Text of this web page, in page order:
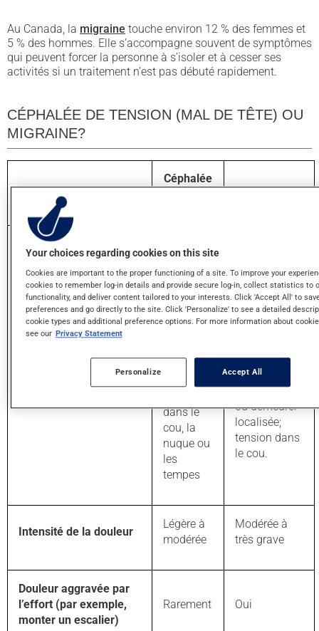
Au Canada, la migraine touche environ 12 % des femmes et
5 % des hommes. Elle s’accompagne souvent de symptômes
qui peuvent forcer la personne à s’isoler et à cesser ses
activités si un traitement n’est pas débuté rapidement.
CÉPHALÉE DE TENSION (MAL DE TÊTE) OU
MIGRAINE?
Céphalée
de
pression
ou de
serrement
autour de
dans le
cou, la
nuque ou
les
tempes
généralement
pulsatile, qui
débute
souvent d’un
la tête et peut
s’étendre à
toute la tête
ou demeurer
localisée;
tension dans
le cou.
Intensité de la douleur
Légère à
modérée
Modérée à
très grave
Douleur aggravée par
l’effort (par exemple,
monter un escalier)
Rarement Oui
Your choices regarding cookies on this site
Cookies are important to the proper functioning of a site. To improve your
cookies to remember log-in details and provide secure log-in, collect statistics to
functionality, and deliver content tailored to your interests. Click 'Accept All' to
preferences and go directly to the site. Click 'Personalize' to see a detailed
cookie types and additional preference options. For more information about
see our Privacy Statement
Personalize Accept All